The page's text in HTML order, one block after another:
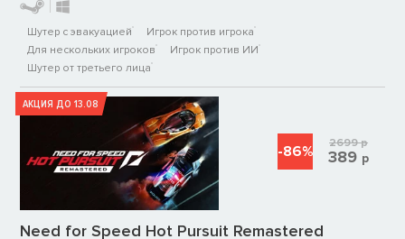
Шутер с эвакуацией
Игрок против игрока
Для нескольких игроков
Игрок против ИИ
Шутер от третьего лица
АКЦИЯ ДО 13.08
Need for Speed Hot Pursuit Remastered
-86% 2699р
389 р